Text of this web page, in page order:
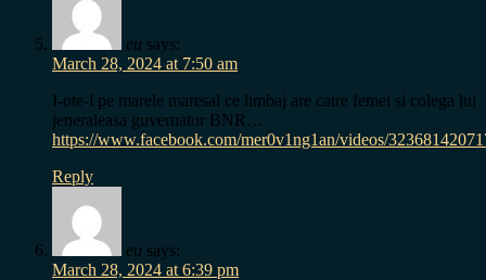
eu says:
March 28, 2024 at 7:50 am
I-ote-l pe marele maresal ce limbaj are catre femei si colega lui
jeneraleasa guvernator BNR…
https://www.facebook.com/mer0v1ng1an/videos/
Reply
eu says:
March 28, 2024 at 6:39 pm